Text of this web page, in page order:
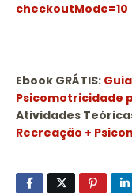
checkoutMode=10
Ebook GRÁTIS:
Psicomotricidade
Atividades
Recreação +